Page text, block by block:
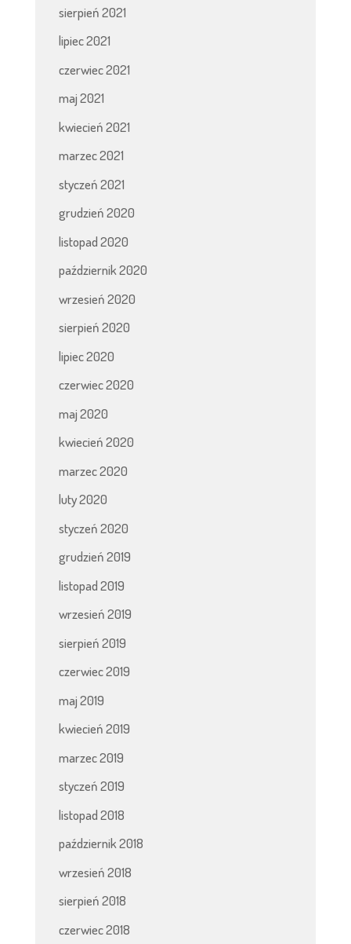
sierpień 2021
lipiec 2021
czerwiec 2021
maj 2021
kwiecień 2021
marzec 2021
styczeń 2021
grudzień 2020
listopad 2020
październik 2020
wrzesień 2020
sierpień 2020
lipiec 2020
czerwiec 2020
maj 2020
kwiecień 2020
marzec 2020
luty 2020
styczeń 2020
grudzień 2019
listopad 2019
wrzesień 2019
sierpień 2019
czerwiec 2019
maj 2019
kwiecień 2019
marzec 2019
styczeń 2019
listopad 2018
październik 2018
wrzesień 2018
sierpień 2018
czerwiec 2018